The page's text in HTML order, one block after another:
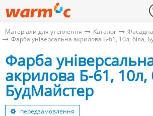
Матеріали для утеплення Каталог
Фарба універсальна акрилова Б-61, 10л, біла,
Фарба
акрилова Б-61, 10л,
БудМайстер
передзамовлення